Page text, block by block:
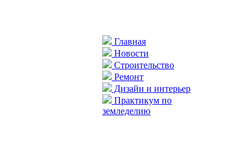
Главная
Новости
Строительство
Ремонт
Дизайн и интерьер
Практикум по
земледелию